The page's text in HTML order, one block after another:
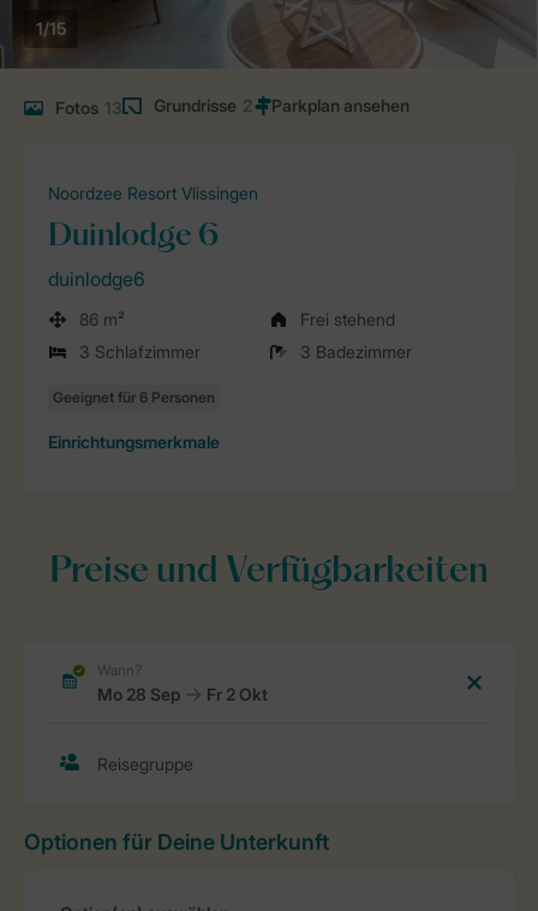
1/15
Fotos 13 Grundrisse 2
Noordzee Resort Vlissingen
Duinlodge 6
duinlodge6
86 m²
Frei stehend
3 Schlafzimmer
3 Badezimmer
Einrichtungsmerkmale
Preise und Verfügbarkeiten
Optionen für Deine Unterkunft